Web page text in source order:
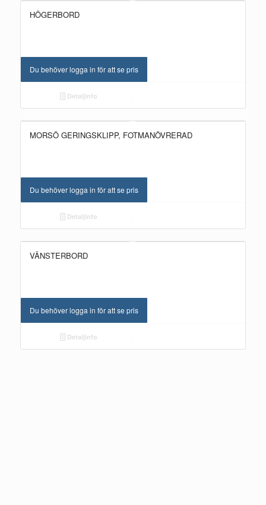
HÖGERBORD
Du behöver logga in för att se pris
Detaljinfo
MORSÖ GERINGSKLIPP, FOTMANÖVRERAD
Du behöver logga in för att se pris
Detaljinfo
VÄNSTERBORD
Du behöver logga in för att se pris
Detaljinfo